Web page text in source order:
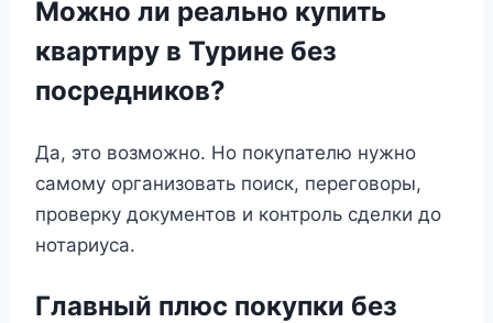
Можно ли реально купить
квартиру в Турине без
посредников?
Да, это возможно. Но покупателю нужно
самому организовать поиск, переговоры,
проверку документов и контроль сделки до
нотариуса.
Главный плюс покупки без